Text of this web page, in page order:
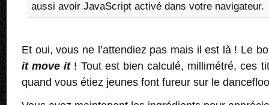
aussi avoir JavaScript activé dans votre navigateur.
Et oui, vous ne l’attendiez pas mais il est là ! Le
it move it ! Tout est bien calculé, millimétré, ces
quand vous étiez jeunes font fureur sur le